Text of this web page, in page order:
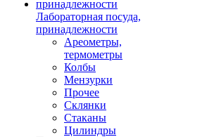
Лабораторная посуда,
принадлежности
Ареометры,
термометры
Колбы
Мензурки
Прочее
Склянки
Стаканы
Цилиндры